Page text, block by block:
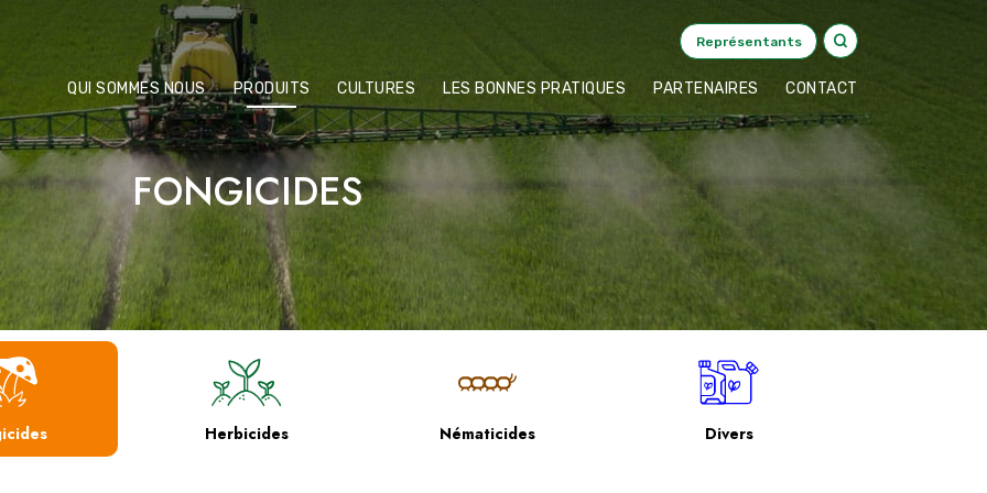
Représentants
QUI SOMMES NOUS PRODUITS CULTURES LES BONNES PRATIQUES PARTENAIRES CONTACT
FONGICIDES
Herbicides Nématicides Divers